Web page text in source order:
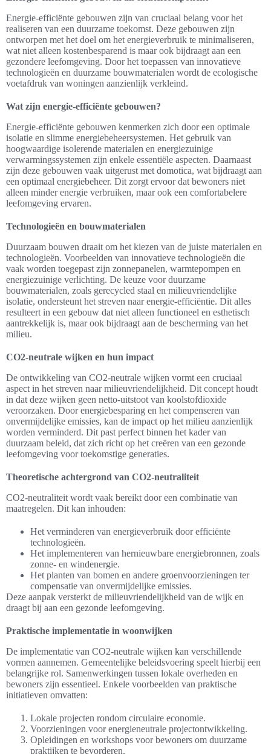
Energie-efficiënte gebouwen zijn van cruciaal belang voor het
realiseren van een duurzame toekomst. Deze gebouwen zijn
ontworpen met het doel om het energieverbruik te minimaliseren,
wat niet alleen kostenbesparend is maar ook bijdraagt aan een
gezondere leefomgeving. Door het toepassen van innovatieve
technologieën en duurzame bouwmaterialen wordt de ecologische
voetafdruk van woningen aanzienlijk verkleind.
Wat zijn energie-efficiënte gebouwen?
Energie-efficiënte gebouwen kenmerken zich door een optimale
isolatie en slimme energiebeheersystemen. Het gebruik van
hoogwaardige isolerende materialen en energiezuinige
verwarmingssystemen zijn enkele essentiële aspecten. Daarnaast
zijn deze gebouwen vaak uitgerust met domotica, wat bijdraagt aan
een optimaal energiebeheer. Dit zorgt ervoor dat bewoners niet
alleen minder energie verbruiken, maar ook een comfortabelere
leefomgeving ervaren.
Technologieën en bouwmaterialen
Duurzaam bouwen draait om het kiezen van de juiste materialen en
technologieën. Voorbeelden van innovatieve technologieën die
vaak worden toegepast zijn zonnepanelen, warmtepompen en
energiezuinige verlichting. De keuze voor duurzame
bouwmaterialen, zoals gerecycled staal en milieuvriendelijke
isolatie, ondersteunt het streven naar energie-efficiëntie. Dit alles
resulteert in een gebouw dat niet alleen functioneel en esthetisch
aantrekkelijk is, maar ook bijdraagt aan de bescherming van het
milieu.
CO2-neutrale wijken en hun impact
De ontwikkeling van CO2-neutrale wijken vormt een cruciaal
aspect in het streven naar milieuvriendelijkheid. Dit concept houdt
in dat deze wijken geen netto-uitstoot van koolstofdioxide
veroorzaken. Door energiebesparing en het compenseren van
onvermijdelijke emissies, kan de impact op het milieu aanzienlijk
worden verminderd. Dit past perfect binnen het kader van
duurzaam beleid, dat zich richt op het creëren van een gezonde
leefomgeving voor toekomstige generaties.
Theoretische achtergrond van CO2-neutraliteit
CO2-neutraliteit wordt vaak bereikt door een combinatie van
maatregelen. Dit kan inhouden:
Het verminderen van energieverbruik door efficiënte
technologieën.
Het implementeren van hernieuwbare energiebronnen, zoals
zonne- en windenergie.
Het planten van bomen en andere groenvoorzieningen ter
compensatie van onvermijdelijke emissies.
Deze aanpak versterkt de milieuvriendelijkheid van de wijk en
draagt bij aan een gezonde leefomgeving.
Praktische implementatie in woonwijken
De implementatie van CO2-neutrale wijken kan verschillende
vormen aannemen. Gemeentelijke beleidsvoering speelt hierbij een
belangrijke rol. Samenwerkingen tussen lokale overheden en
bewoners zijn essentieel. Enkele voorbeelden van praktische
initiatieven omvatten:
Lokale projecten rondom circulaire economie.
Voorzieningen voor energieneutrale projectontwikkeling.
Opleidingen en workshops voor bewoners om duurzame
praktijken te bevorderen.